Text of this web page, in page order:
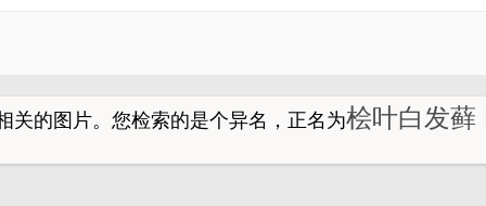
关的图片。 您检索的是个异名，正名为桧叶白发藓